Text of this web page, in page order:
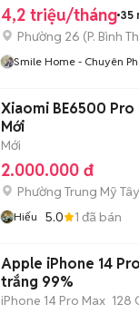
4,2 triệu/tháng 35
Phường 26 (P. Bình
Smile Home - Chuyên
Xiaomi BE6500
Mới
Mới
2.000.000 đ
Phường Trung Mỹ Tây
Hiếu 5.0 1 đã bán
Apple iPhone 14
trắng 99%
iPhone 14 Pro Max 128